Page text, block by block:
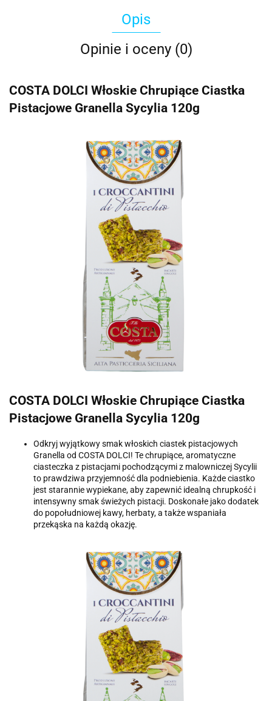
Opis
Opinie i oceny (0)
COSTA DOLCI Włoskie Chrupiące Ciastka
Pistacjowe Granella Sycylia 120g
COSTA DOLCI Włoskie Chrupiące Ciastka
Pistacjowe Granella Sycylia 120g
Odkryj wyjątkowy smak włoskich ciastek pistacjowych
Granella od COSTA DOLCI! Te chrupiące, aromatyczne
ciasteczka z pistacjami pochodzącymi z malowniczej Sycylii
to prawdziwa przyjemność dla podniebienia. Każde ciastko
jest starannie wypiekane, aby zapewnić idealną chrupkość i
intensywny smak świeżych pistacji. Doskonałe jako dodatek
do popołudniowej kawy, herbaty, a także wspaniała
przekąska na każdą okazję.